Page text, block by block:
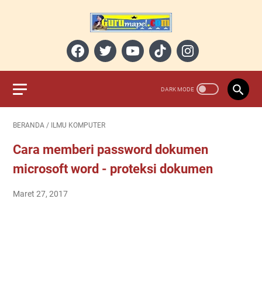
BERANDA / ILMU KOMPUTER
Cara memberi password dokumen
microsoft word - proteksi dokumen
Maret 27, 2017